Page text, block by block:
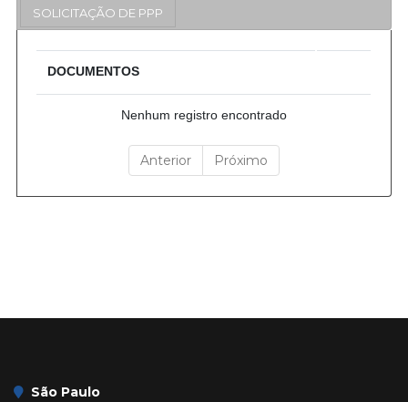
SOLICITAÇÃO DE PPP
DOCUMENTOS
Nenhum registro encontrado
Anterior Próximo
São Paulo